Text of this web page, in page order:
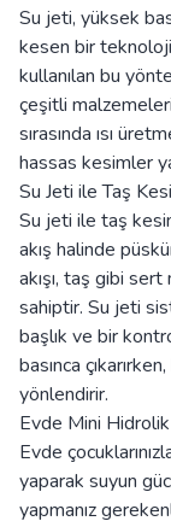
Su jeti, yüksek
kesen bir
kullanılan bu
çeşitli
sırasında ısı
hassas kesimler
Su Jeti ile Taş
Su jeti ile taş
akış halinde
akışı, taş gibi
sahiptir. Su jeti
başlık ve bir
basınca
yönlendirir.
Evde Mini Hidrolik
Evde
yaparak suyun
yapmanız